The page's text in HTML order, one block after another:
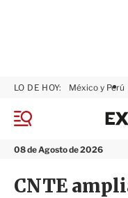
M
n
08 de Agosto de 2026
LO DE HOY: México y Perú
CNTE